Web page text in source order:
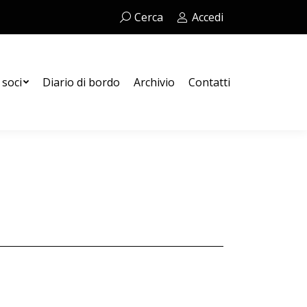
Cerca:Cerca Accedi
Diario di bordo Archivio Contatti
Contatti